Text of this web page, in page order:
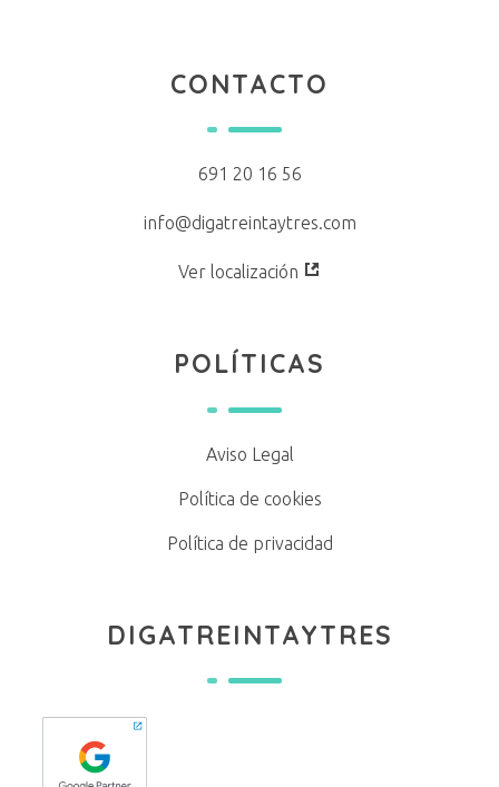
CONTACTO
691 20 16 56
info@digatreintaytres.com
Ver localización
POLÍTICAS
Aviso Legal
Política de cookies
Política de privacidad
DIGATREINTAYTRES